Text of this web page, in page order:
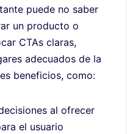
puede no saber
un producto o
CTAs claras,
adecuados de la
beneficios, como:
al ofrecer
el usuario